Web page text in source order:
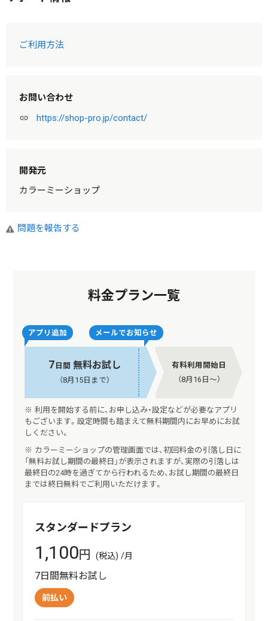
ご利用方法
お問い合わせ
link https://shop-pro.jp/contact/
開発元
カラーミーショップ
問題を報告する
料金プラン一覧
アプリ追加 メールでお知らせ
7 日間 無料お試し
（8月15日まで）
有料利用開始日
（8月16日〜）
※ 利用を開始する前に、お申し込み・設定などが必要なアプリ
もございます。設定時間も踏まえて無料期間内にお早めにお試
しください。
※ カラーミーショップの管理画面では、初回料金の引落し日に
「無料お試し期間の最終日」が表示されますが、実際の引落しは
最終日の24時を過ぎてから行われるため、お試し期間の最終日
までは終日無料でご利用いただけます。
スタンダードプラン
1,100円 (税込) /月
7日間無料お試し
前払い